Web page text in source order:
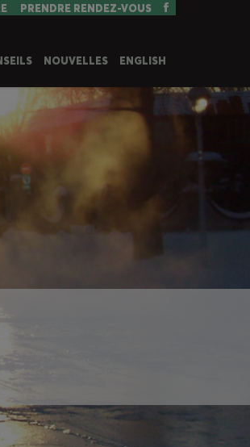
PRENDRE RENDEZ-VOUS
NOUVELLES ENGLISH